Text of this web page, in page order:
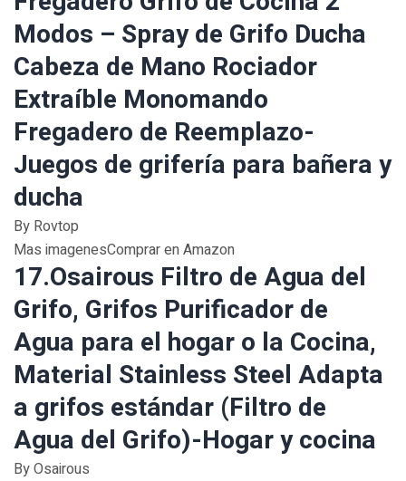
Modos – Spray de Grifo Ducha
Cabeza de Mano Rociador
Extraíble Monomando
Fregadero de Reemplazo-
Juegos de grifería para bañera y
ducha
By Rovtop
Mas imagenesComprar en Amazon
17.Osairous Filtro de Agua del
Grifo, Grifos Purificador de
Agua para el hogar o la Cocina,
Material Stainless Steel Adapta
a grifos estándar (Filtro de
Agua del Grifo)-Hogar y cocina
By Osairous